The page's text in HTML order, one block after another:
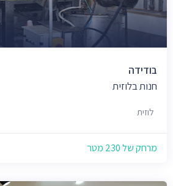
בודידה
חנות בלוזית
לוזית
מרחק של 230 מטר